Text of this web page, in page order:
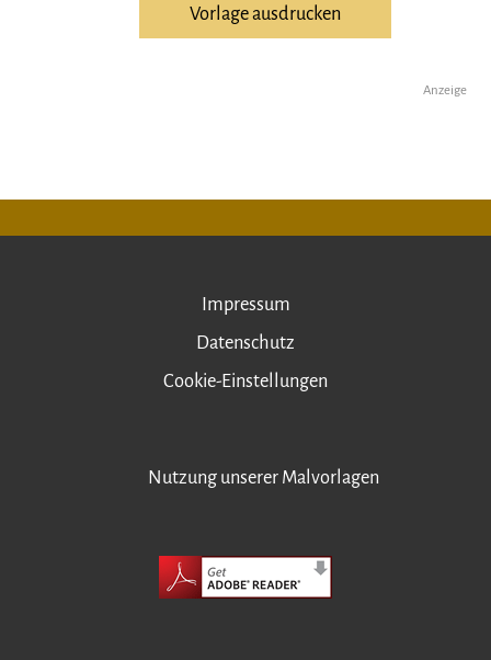
Vorlage ausdrucken
Anzeige
Impressum
Datenschutz
Cookie-Einstellungen
Nutzung unserer Malvorlagen